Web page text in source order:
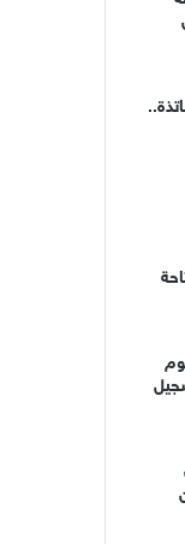
لشهر جويلية 2026 متاحة
فتح التسجيل